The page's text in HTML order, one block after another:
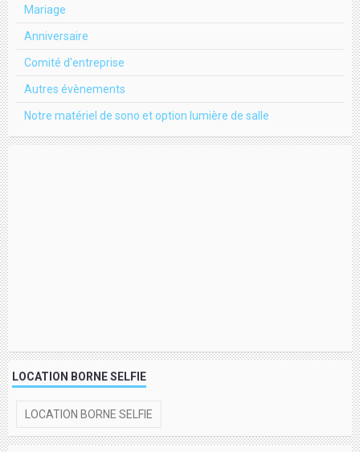
Mariage
Anniversaire
Comité d'entreprise
Autres évènements
Notre matériel de sono et option lumière de salle
LOCATION BORNE SELFIE
LOCATION BORNE SELFIE